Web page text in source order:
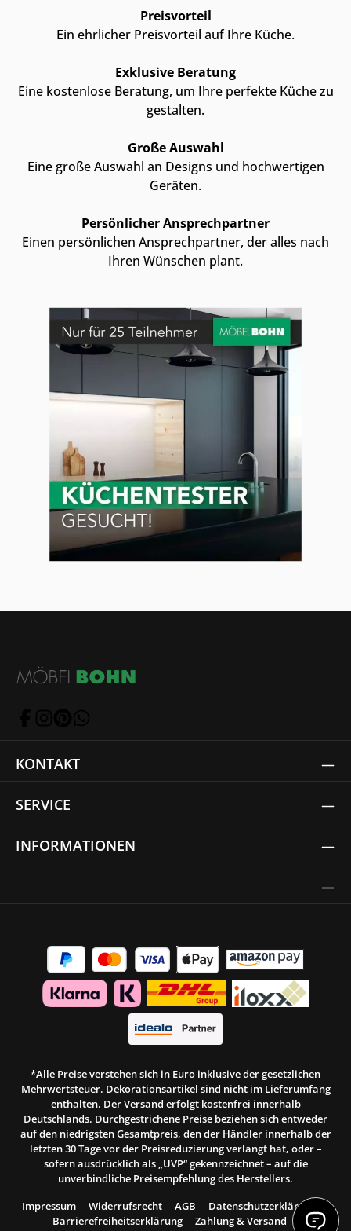
Preisvorteil
Ein ehrlicher Preisvorteil auf Ihre Küche.
Exklusive Beratung
Eine kostenlose Beratung, um Ihre perfekte Küche zu
gestalten.
Große Auswahl
Eine große Auswahl an Designs und hochwertigen
Geräten.
Persönlicher Ansprechpartner
Einen persönlichen Ansprechpartner, der alles nach
Ihren Wünschen plant.
KONTAKT
SERVICE
INFORMATIONEN
*Alle Preise verstehen sich in Euro inklusive der gesetzlichen
Mehrwertsteuer. Dekorationsartikel sind nicht im Lieferumfang
enthalten. Der Versand erfolgt kostenfrei innerhalb
Deutschlands. Durchgestrichene Preise beziehen sich entweder
auf den niedrigsten Gesamtpreis, den der Händler innerhalb der
letzten 30 Tage vor der Preisreduzierung verlangt hat, oder –
sofern ausdrücklich als „UVP“ gekennzeichnet – auf die
unverbindliche Preisempfehlung des Herstellers.
Impressum
Widerrufsrecht AGB
Datenschutzerklärung
Barrierefreiheitserklärung
Zahlung & Versand